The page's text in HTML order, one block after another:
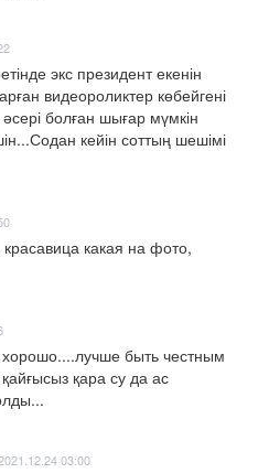
экс президент екенін
видеороликтер көбейгені
болған шығар мүмкін
кейін соттың шешімі
какая на фото,
хорошо....лучше быть честным
қара су да ас
03:00